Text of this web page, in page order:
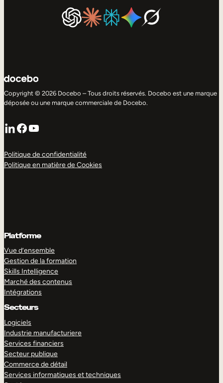
Copyright © 2026 Docebo – Tous droits réservés. Docebo est une marque
déposée ou une marque commerciale de Docebo.
LinkedIn
Facebook
YouTube
Politique de confidentialité
Politique en matière de Cookies
Platforme
Vue d’ensemble
Gestion de la formation
Skills Intelligence
Marché des contenus
Intégrations
Secteurs
Logiciels
Industrie manufacturiere
Services financiers
Secteur publique
Commerce de détail
Services informatiques et techniques